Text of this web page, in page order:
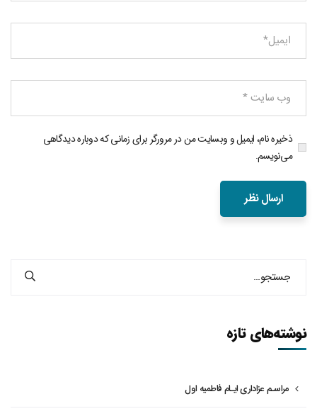
ذخیره نام، ایمیل و وبسایت من در مرورگر برای زمانی که دوباره دیدگاهی
می‌نویسم.
نوشته‌های تازه
مراسـم عزاداری ایـام فاطمیه اول